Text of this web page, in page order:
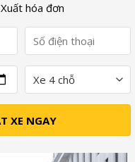
Xuất hóa đơn